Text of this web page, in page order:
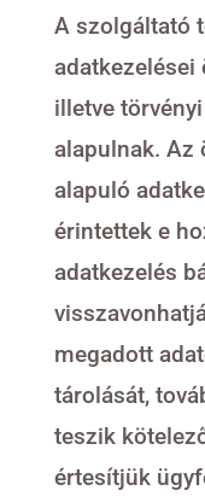
A szolgáltató
adatkezelései
illetve
alapulnak. Az
alapuló
érintettek e
adatkezelés
megadott
tárolását,
teszik
értesítjük